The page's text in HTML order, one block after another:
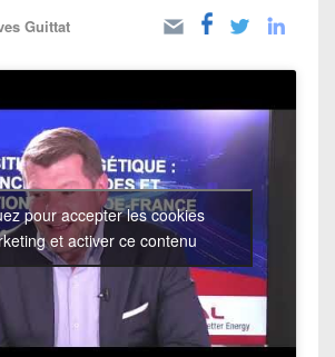
Guittat
pour accepter les cookies
et activer ce contenu